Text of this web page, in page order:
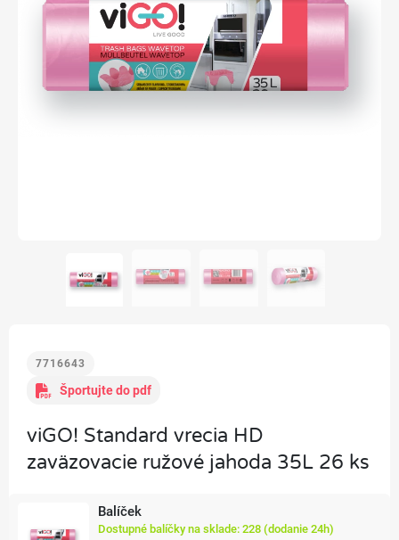
7716643
Športujte do pdf
viGO! Standard vrecia HD
zaväzovacie ružové jahoda 35L 26 ks
Balíček
Dostupné balíčky na sklade: 228 (dodanie 24h)